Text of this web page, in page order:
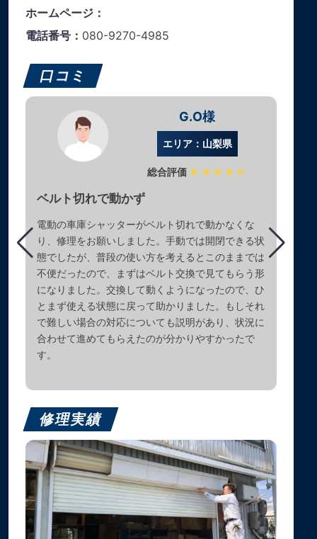
ホームページ：
電話番号： 080-9270-4985
口コミ
G.O様
エリア：山梨県
総合評価 ★★★★☆
ベルト切れで動かず
電動の車庫シャッターがベルト切れで動かなくな
り、修理をお願いしました。手動では開閉できる状
態でしたが、普段の使い方を考えるとこのままでは
不便だったので、まずはベルト交換で見てもらう形
になりました。交換して動くようになったので、ひ
とまず使える状態に戻って助かりました。もしそれ
で難しい場合の対応についても説明があり、状況に
合わせて進めてもらえたのが分かりやすかったで
す。
修理実績